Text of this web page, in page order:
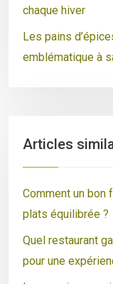
chaque hiver
Les pains
emblématique à
Articles
Comment un bon
plats équilibrée ?
Quel restaurant
pour une